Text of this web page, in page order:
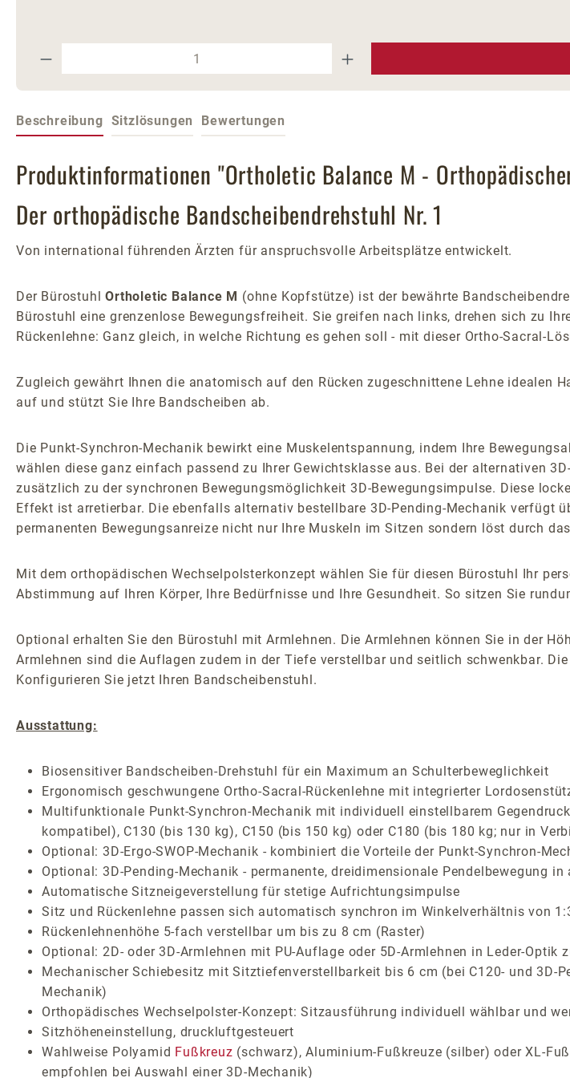
Produkt Anzahl: Gib den gewünschten Wert ein oder
Beschreibung Sitzlösungen Bewertungen
Produktinformationen "Ortholetic Balance M -
Der orthopädische Bandscheibendrehstuhl Nr. 1
Von international führenden Ärzten für anspruchsvolle Arbeitsplätze entwickelt.
Der BürostuhlOrtholetic Balance M (ohne Kopfstütze) ist der bewährte
Bürostuhl eine grenzenlose Bewegungsfreiheit. Sie greifen nach links, drehen sich zu
Rückenlehne: Ganz gleich, in welche Richtung es gehen soll - mit dieser Ortho-Sacral-
Zugleich gewährt Ihnen die anatomisch auf den Rücken zugeschnittene Lehne idealen
auf und stützt Sie Ihre Bandscheiben ab.
Die Punkt-Synchron-Mechanik bewirkt eine Muskelentspannung, indem Ihre
wählen diese ganz einfach passend zu Ihrer Gewichtsklasse aus. Bei der alternativen
zusätzlich zu der synchronen Bewegungsmöglichkeit 3D-Bewegungsimpulse. Diese
Effekt ist arretierbar. Die ebenfalls alternativ bestellbare 3D-Pending-Mechanik verfügt
permanenten Bewegungsanreize nicht nur Ihre Muskeln im Sitzen sondern löst durch
Mit dem orthopädischen Wechselpolsterkonzept wählen Sie für diesen Bürostuhl Ihr
Abstimmung auf Ihren Körper, Ihre Bedürfnisse und Ihre Gesundheit. So sitzen Sie
Optional erhalten Sie den Bürostuhl mit Armlehnen. Die Armlehnen können Sie in der
Armlehnen sind die Auflagen zudem in der Tiefe verstellbar und seitlich schwenkbar.
Konfigurieren Sie jetzt Ihren Bandscheibenstuhl.
Ausstattung:
Biosensitiver Bandscheiben-Drehstuhl für ein Maximum an Schulterbeweglichkeit
Ergonomisch geschwungene Ortho-Sacral-Rückenlehne mit integrierter
Multifunktionale Punkt-Synchron-Mechanik mit individuell einstellbarem
kompatibel), C130 (bis 130 kg), C150 (bis 150 kg) oder C180 (bis 180 kg; nur in
Optional: 3D-Ergo-SWOP-Mechanik - kombiniert die Vorteile der Punkt-Synchron-
Optional: 3D-Pending-Mechanik - permanente, dreidimensionale Pendelbewegung
Automatische Sitzneigeverstellung für stetige Aufrichtungsimpulse
Sitz und Rückenlehne passen sich automatisch synchron im Winkelverhältnis von
Rückenlehnenhöhe 5-fach verstellbar um bis zu 8 cm (Raster)
Optional: 2D- oder 3D-Armlehnen mit PU-Auflage oder 5D-Armlehnen in Leder-
Mechanischer Schiebesitz mit Sitztiefenverstellbarkeit bis 6 cm (bei C120- und 3D-
Mechanik)
Orthopädisches Wechselpolster-Konzept: Sitzausführung individuell wählbar und
Sitzhöheneinstellung, druckluftgesteuert
Wahlweise Polyamid Fußkreuz (schwarz), Aluminium-Fußkreuze (silber) oder XL-
empfohlen bei Auswahl einer 3D-Mechanik)